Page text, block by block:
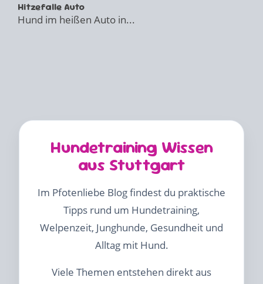
Hitzefalle Auto
Hund im heißen Auto in...
Hundetraining Wissen
aus Stuttgart
Im Pfotenliebe Blog findest du praktische
Tipps rund um Hundetraining,
Welpenzeit, Junghunde, Gesundheit und
Alltag mit Hund.
Viele Themen entstehen direkt aus